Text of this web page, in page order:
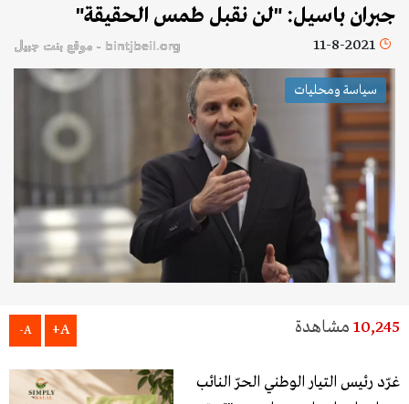
جبران باسيل: "لن نقبل طمس الحقيقة"
11-8-2021 bintjbeil.org - موقع بنت جبيل
سياسة ومحليات
10,245 مشاهدة A+
A-
غرّد رئيس التيار الوطني الحرّ النائب